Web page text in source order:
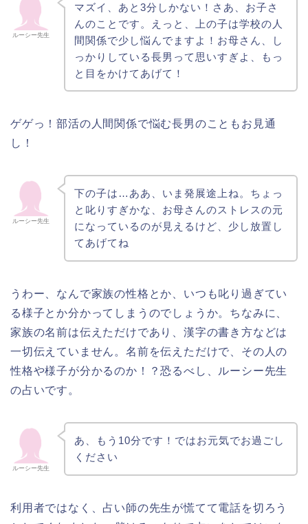
ルーシー先生
マズイ、あと3分しかない！さあ、お子さ
んのことです。えっと、上の子は学校の人
間関係で少し悩んでますよ！お母さん、し
っかりしている長男って思いすぎよ、もっ
と目をかけてあげて！
ゲゲっ！部活の人間関係で悩む長男のこともお見通
し！
ルーシー先生
下の子は…ああ、いま発展途上ね。ちょっ
と叱りすぎかな、お母さんのストレスの元
になっているのが見えるけど、少し放置し
てあげてね
うわー、なんで家族の性格とか、いつも叱り過ぎてい
る様子とか分かってしまうのでしょうか。ちなみに、
家族の名前は伝えただけであり、漢字の書き方などは
一切伝えていません。名前を伝えただけで、その人の
性格や様子が分かるのか！？恐るべし、ルーシー先生
の占いです。
ルーシー先生
あ、もう10分です！ではお元気でお過ごし
ください
利用者ではなく、占い師の先生が慌てて電話を切ろう